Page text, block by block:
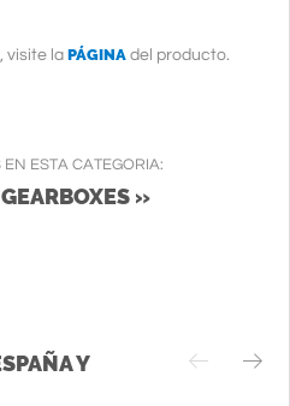
visite la PÁGINA del producto.
ESTA CATEGORIA:
»
Y